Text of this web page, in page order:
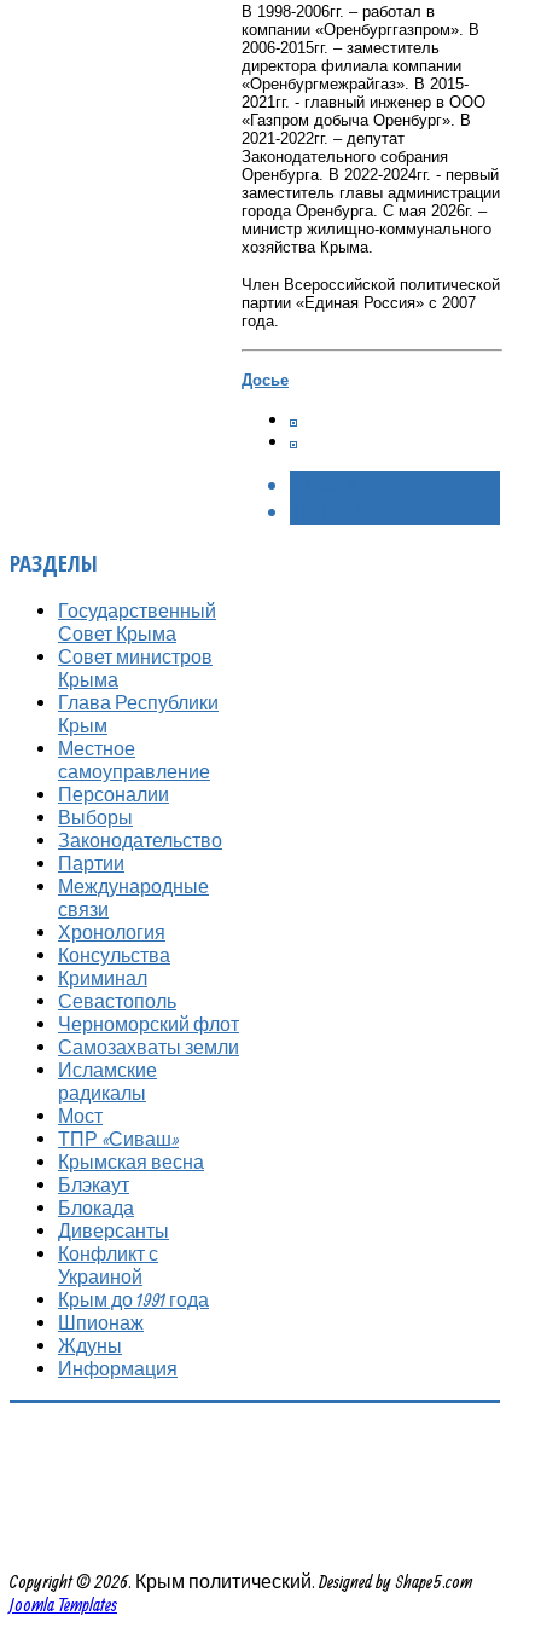
В 1998-2006гг. – работал в
компании «Оренбурггазпром». В
2006-2015гг. – заместитель
директора филиала компании
«Оренбургмежрайгаз». В 2015-
2021гг. - главный инженер в ООО
«Газпром добыча Оренбург». В
2021-2022гг. – депутат
Законодательного собрания
Оренбурга. В 2022-2024гг. - первый
заместитель главы администрации
города Оренбурга. С мая 2026г. –
министр жилищно-коммунального
хозяйства Крыма.
Член Всероссийской политической
партии «Единая Россия» с 2007
года.
Досье
РАЗДЕЛЫ
Государственный
Совет Крыма
Совет министров
Крыма
Глава Республики
Крым
Местное
самоуправление
Персоналии
Выборы
Законодательство
Партии
Международные
связи
Хронология
Консульства
Криминал
Севастополь
Черноморский флот
Самозахваты земли
Исламские
радикалы
Мост
ТПР «Сиваш»
Крымская весна
Блэкаут
Блокада
Диверсанты
Конфликт с
Украиной
Крым до 1991 года
Шпионаж
Ждуны
Информация
Copyright © 2026. Крым политический. Designed by Shape5.com
Joomla Templates